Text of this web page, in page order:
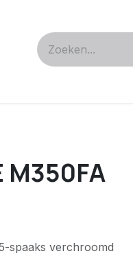
M350FA
spaaks verchroomd